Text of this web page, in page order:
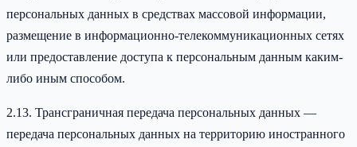
персональных данных в средствах массовой информации,
размещение в информационно-телекоммуникационных сетях
или предоставление доступа к персональным данным каким-
либо иным способом.
2.13. Трансграничная передача персональных данных —
передача персональных данных на территорию иностранного